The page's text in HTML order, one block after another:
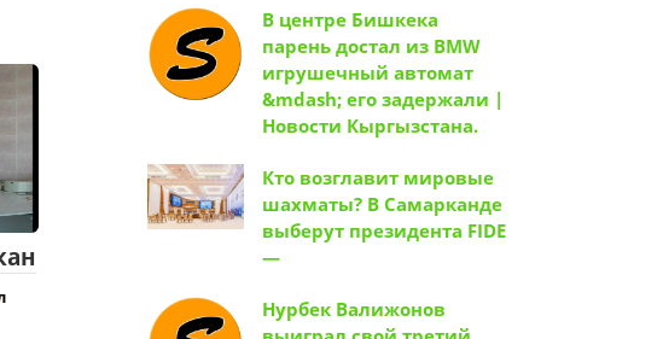
В центре Бишкека
парень достал из BMW
игрушечный автомат
&mdash; его задержали |
Новости Кыргызстана.
Кто возглавит мировые
шахматы? В Самарканде
выберут президента FIDE
—
Нурбек Валижонов